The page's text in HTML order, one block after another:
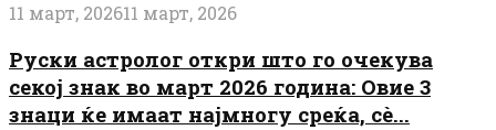
11 март, 202611 март, 2026
Руски астролог откри што го очекува
секој знак во март 2026 година: Овие 3
знаци ќе имаат најмногу среќа, сè...